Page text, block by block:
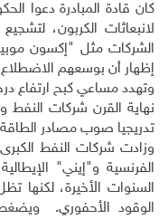
كان قادة المبادرة دعوا
لانبعاثات الكربون،
الشركات مثل "إكسون
إظهار أن بوسعهم
نهاية القرن شركات النفط
تدريجيا صوب مصادر
وزادت شركات النفط
الفرنسية و"إيني"
السنوات الأخيرة، لكنها
الوقود الأحفوري. ويضغط